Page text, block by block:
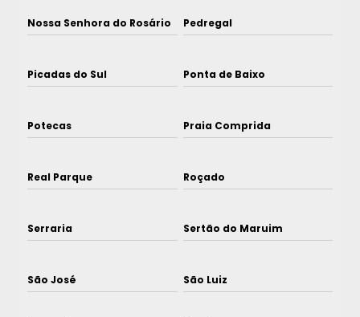
Nossa Senhora do Rosário Pedregal
Picadas do Sul Ponta de Baixo
Potecas Praia Comprida
Real Parque Roçado
Serraria Sertão do Maruim
São José São Luiz